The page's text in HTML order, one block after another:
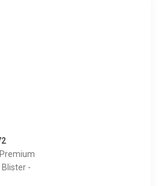
Blister -